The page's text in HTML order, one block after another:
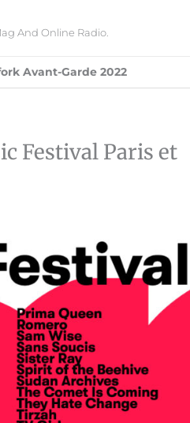
And Online Radio.
Avant-Garde 2022
Festival Paris et